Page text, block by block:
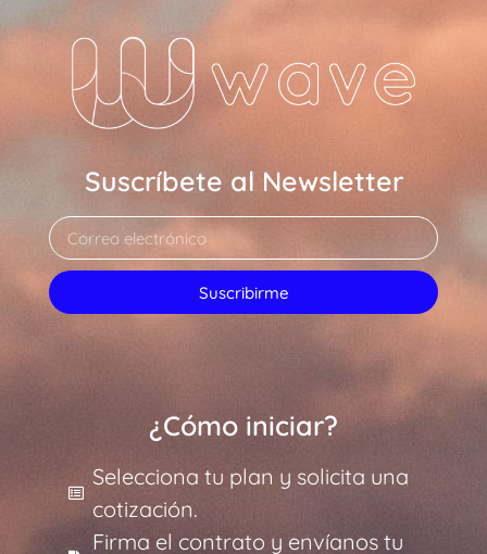
Suscríbete al Newsletter
Suscribirme
¿Cómo iniciar?
Selecciona tu plan y solicita una
cotización.
Firma el contrato y envíanos tu